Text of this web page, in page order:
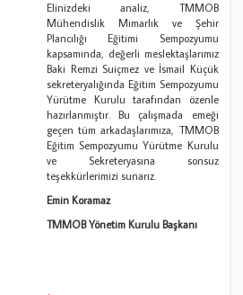
Elinizdeki analiz, TMMOB
Mühendislik Mimarlık ve Şehir
Plancılığı Eğitimi Sempozyumu
kapsamında, değerli meslektaşlarımız
Baki Remzi Suiçmez ve İsmail Küçük
sekreteryalığında Eğitim Sempozyumu
Yürütme Kurulu tarafından özenle
hazırlanmıştır. Bu çalışmada emeği
geçen tüm arkadaşlarımıza, TMMOB
Eğitim Sempozyumu Yürütme Kurulu
ve Sekreteryasına sonsuz
teşekkürlerimizi sunarız.
Emin Koramaz
TMMOB Yönetim Kurulu Başkanı